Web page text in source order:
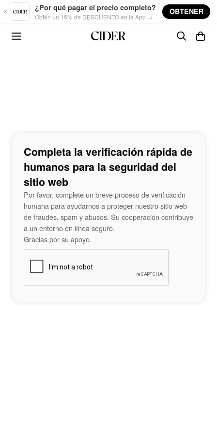
Skip to main content
¿Por qué pagar el precio completo?
Obtén un 15% de DESCUENTO en la App →
OBTENER
Completa la verificación rápida de
humanos para la seguridad del
sitio web
Por favor, complete un breve proceso de verificación
humana para ayudarnos a proteger nuestro sitio web
de fraudes, spam y abusos. Su cooperación contribuye
a un entorno en línea seguro.
Gracias por su apoyo.